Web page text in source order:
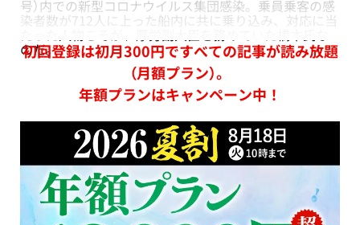
号）内での新型コロナウイルス集団感染。乗員乗客の感
染者数が712人に上った船内に共に乗り込み、対応に当
のだ。
初回登録は初月300円ですべての記事が読み放題
（月額プラン）。
年額プランはキャンペーン中！